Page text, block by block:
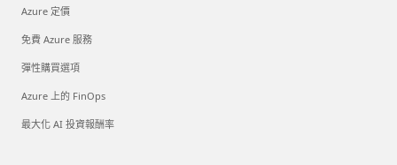
Azure 定價
免費 Azure 服務
彈性購買選項
Azure 上的 FinOps
最大化 AI 投資報酬率